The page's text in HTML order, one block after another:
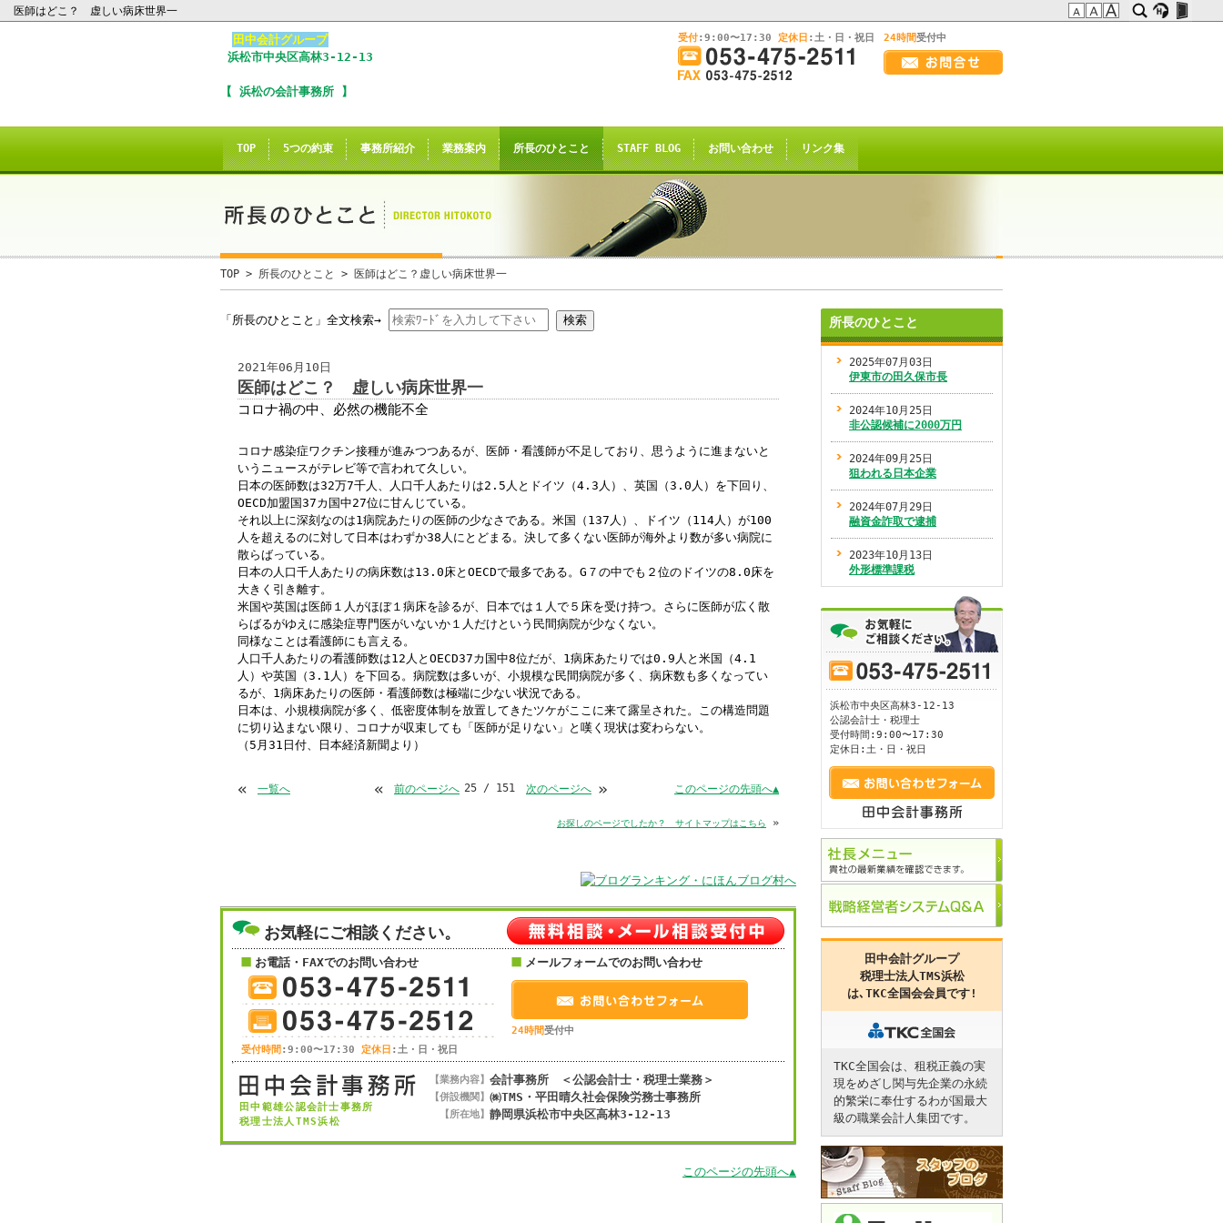
医師はどこ？ 虚しい病床世界一
画
面
幅
て
ご
ご
このままInternet Explorerから閲覧する場合はコチラ
※Internet Explorer互換の他のブラウザ(Trident系)でも
このお知らせの表示される場合がございますが
誠に申し訳ございませんが、2021年4月28日を以て
当サイトのInternet Explorerからの閲覧のサポートは終了致しました。
当サイト推奨ブラウザ
、または
Windows標準の
からアクセスして頂くようお願い申し上げます。
詳細案内ページはコチラ
田中会計グループ
(浜松市中央区高林3-12-13)
このままInternet Explorerから閲覧する場合はコチラ
田中会計グループ
浜松市中央区高林3-12-13
【 浜松の会計事務所 】
受付:9:00〜17:30 定休日 :土・日・祝日 24時間受付中
TOP 5つの約束 事務所紹介 業務案内 所長のひとこと STAFF BLOG お問い合わせ リンク集
TOP > 所長のひとこと > 医師はどこ？虚しい病床世界一
「所長のひとこと」全文検索→
2021年06月10日
医師はどこ？ 虚しい病床世界一
コロナ禍の中、必然の機能不全
コロナ感染症ワクチン接種が進みつつあるが、医師・看護師が不足しており、思うように進まないと
いうニュースがテレビ等で言われて久しい。
日本の医師数は32万7千人、人口千人あたりは2.5人とドイツ（4.3人）、英国（3.0人）を下回り、
OECD加盟国37カ国中27位に甘んじている。
それ以上に深刻なのは1病院あたりの医師の少なさである。米国（137人）、ドイツ（114人）が100
人を超えるのに対して日本はわずか38人にとどまる。決して多くない医師が海外より数が多い病院に
散らばっている。
日本の人口千人あたりの病床数は13.0床とOECDで最多である。G７の中でも２位のドイツの8.0床を
大きく引き離す。
米国や英国は医師１人がほぼ１病床を診るが、日本では１人で５床を受け持つ。さらに医師が広く散
らばるがゆえに感染症専門医がいないか１人だけという民間病院が少なくない。
同様なことは看護師にも言える。
人口千人あたりの看護師数は12人とOECD37カ国中8位だが、1病床あたりでは0.9人と米国（4.1
人）や英国（3.1人）を下回る。病院数は多いが、小規模な民間病院が多く、病床数も多くなってい
るが、1病床あたりの医師・看護師数は極端に少ない状況である。
日本は、小規模病院が多く、低密度体制を放置してきたツケがここに来て露呈された。この構造問題
に切り込まない限り、コロナが収束しても「医師が足りない」と嘆く現状は変わらない。
（5月31日付、日本経済新聞より）
« 一覧へ « 前のページへ 25 / 151 次のページへ » このページの先頭へ▲
お探しのページでしたか？ サイトマップはこちら »
お気軽にご相談ください。
お電話・FAXでのお問い合わせ
受付時間 :9:00〜17:30 定休日 :土・日・祝日
メールフォームでのお問い合わせ
24時間受付中
田中範雄公認会計士事務所
税理士法人TMS浜松
【業務内容】会計事務所 ＜公認会計士・税理士業務＞
【併設機関】㈱TMS・平田晴久社会保険労務士事務所
【所在地】静岡県浜松市中央区高林3-12-13
このページの先頭へ▲
所長のひとこと
2025年07月03日
伊東市の田久保市長
2024年10月25日
非公認候補に2000万円
2024年09月25日
狙われる日本企業
2024年07月29日
融資金詐取で逮捕
2023年10月13日
外形標準課税
浜松市中央区高林3-12-13
公認会計士・税理士
受付時間:9:00〜17:30
定休日:土・日・祝日
田中会計グループ
税理士法人TMS浜松
は､ TKC全国会会員です!
TKC全国会は、租税正義の実
現をめざし関与先企業の永続
的繁栄に奉仕するわが国最大
級の職業会計人集団です。